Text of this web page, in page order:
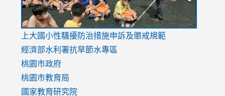
link
to
https://www.youtube.com/watch?
v=mfpNykQ0g4M
上大國小性騷擾防治措施申訴及懲戒規範
經濟部水利署抗旱節水專區
桃園市政府
桃園市教育局
國家教育研究院